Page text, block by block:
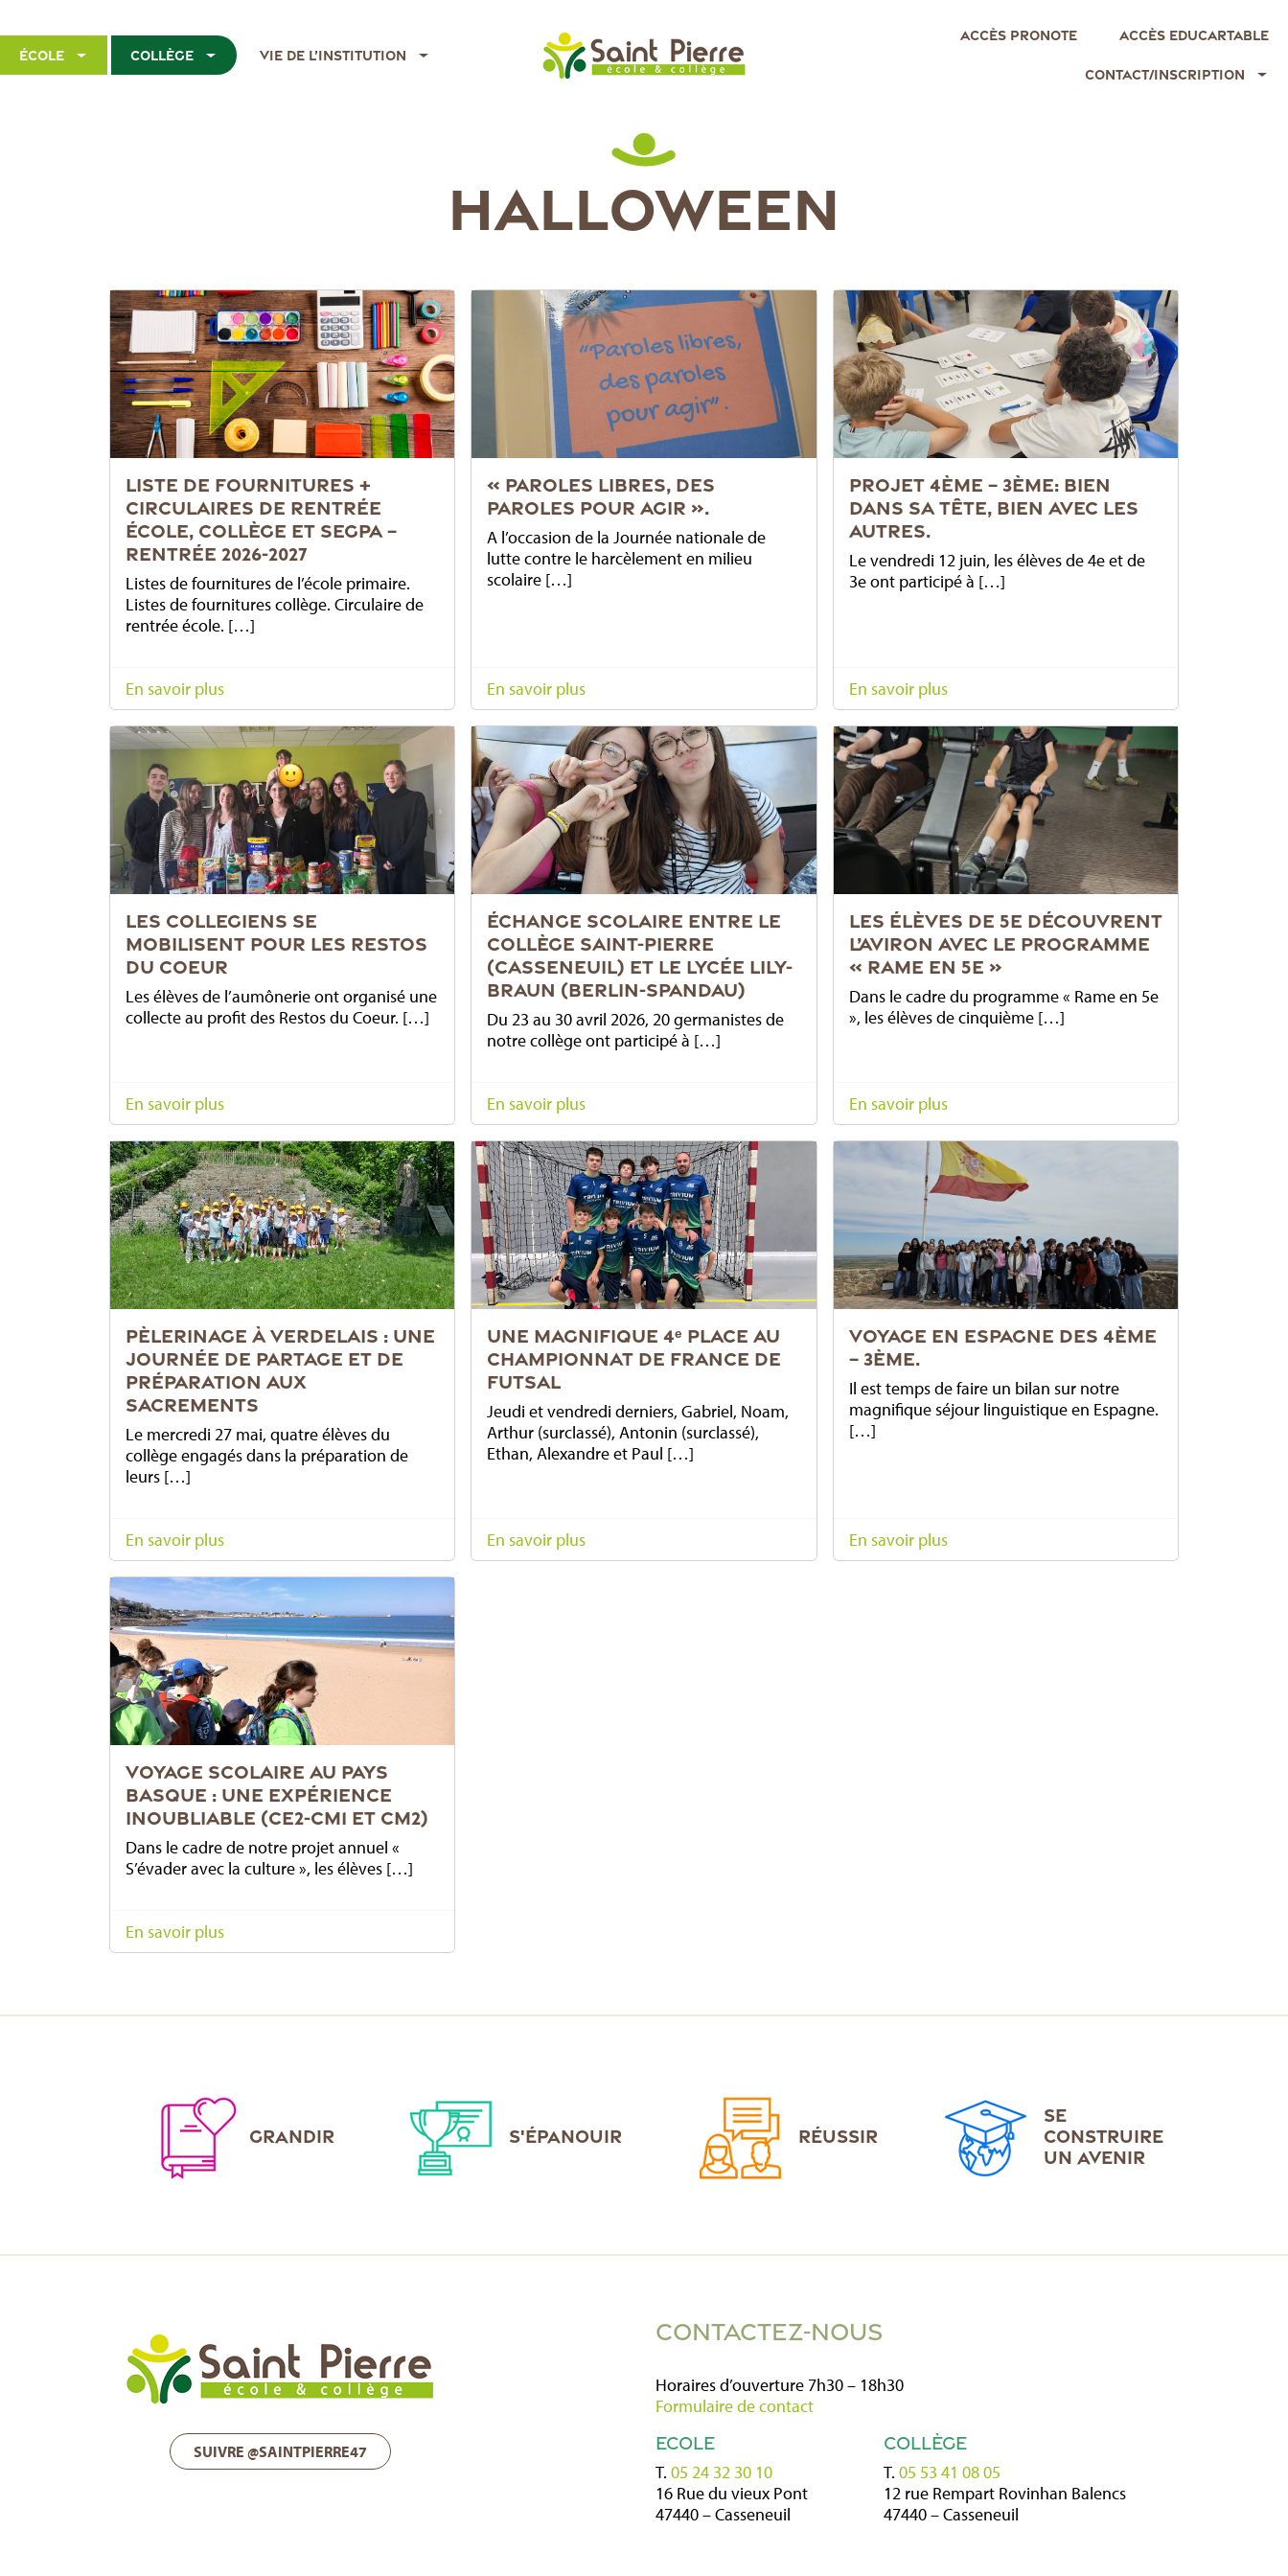
École Collège Vie de l’institution
Accès Pronote Accès EDUCARTABLE
Contact/Inscription
HALLOWEEN
LISTE DE FOURNITURES +
CIRCULAIRES DE RENTRÉE
ÉCOLE, COLLÈGE ET SEGPA –
RENTRÉE 2026-2027
Listes de fournitures de l’école primaire.
Listes de fournitures collège. Circulaire de
rentrée école. […]
En savoir plus
« PAROLES LIBRES, DES
PAROLES POUR AGIR ».
A l’occasion de la Journée nationale de
lutte contre le harcèlement en milieu
scolaire […]
En savoir plus
PROJET 4ÈME – 3ÈME: BIEN
DANS SA TÊTE, BIEN AVEC LES
AUTRES.
Le vendredi 12 juin, les élèves de 4e et de
3e ont participé à […]
En savoir plus
LES COLLEGIENS SE
MOBILISENT POUR LES RESTOS
DU COEUR
Les élèves de l’aumônerie ont organisé une
collecte au profit des Restos du Coeur. […]
En savoir plus
ÉCHANGE SCOLAIRE ENTRE LE
COLLÈGE SAINT-PIERRE
(CASSENEUIL) ET LE LYCÉE LILY-
BRAUN (BERLIN-SPANDAU)
Du 23 au 30 avril 2026, 20 germanistes de
notre collège ont participé à […]
En savoir plus
LES ÉLÈVES DE 5E DÉCOUVRENT
L’AVIRON AVEC LE PROGRAMME
« RAME EN 5E »
Dans le cadre du programme « Rame en 5e
», les élèves de cinquième […]
En savoir plus
PÈLERINAGE À VERDELAIS : UNE
JOURNÉE DE PARTAGE ET DE
PRÉPARATION AUX
SACREMENTS
Le mercredi 27 mai, quatre élèves du
collège engagés dans la préparation de
leurs […]
En savoir plus
UNE MAGNIFIQUE 4ᵉ PLACE AU
CHAMPIONNAT DE FRANCE DE
FUTSAL
Jeudi et vendredi derniers, Gabriel, Noam,
Arthur (surclassé), Antonin (surclassé),
Ethan, Alexandre et Paul […]
En savoir plus
VOYAGE EN ESPAGNE DES 4ÈME
– 3ÈME.
Il est temps de faire un bilan sur notre
magnifique séjour linguistique en Espagne.
[…]
En savoir plus
VOYAGE SCOLAIRE AU PAYS
BASQUE : UNE EXPÉRIENCE
INOUBLIABLE (CE2-CM1 ET CM2)
Dans le cadre de notre projet annuel «
S’évader avec la culture », les élèves […]
En savoir plus
GRANDIR S'ÉPANOUIR RÉUSSIR
SE
CONSTRUIRE
UN AVENIR
SUIVRE @SAINTPIERRE47
CONTACTEZ-NOUS
Horaires d’ouverture 7h30 – 18h30
Formulaire de contact
ECOLE
T. 05 24 32 30 10
16 Rue du vieux Pont
47440 – Casseneuil
COLLÈGE
T. 05 53 41 08 05
12 rue Rempart Rovinhan Balencs
47440 – Casseneuil